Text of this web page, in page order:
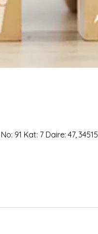
91 Kat: 7 Daire: 47, 34515